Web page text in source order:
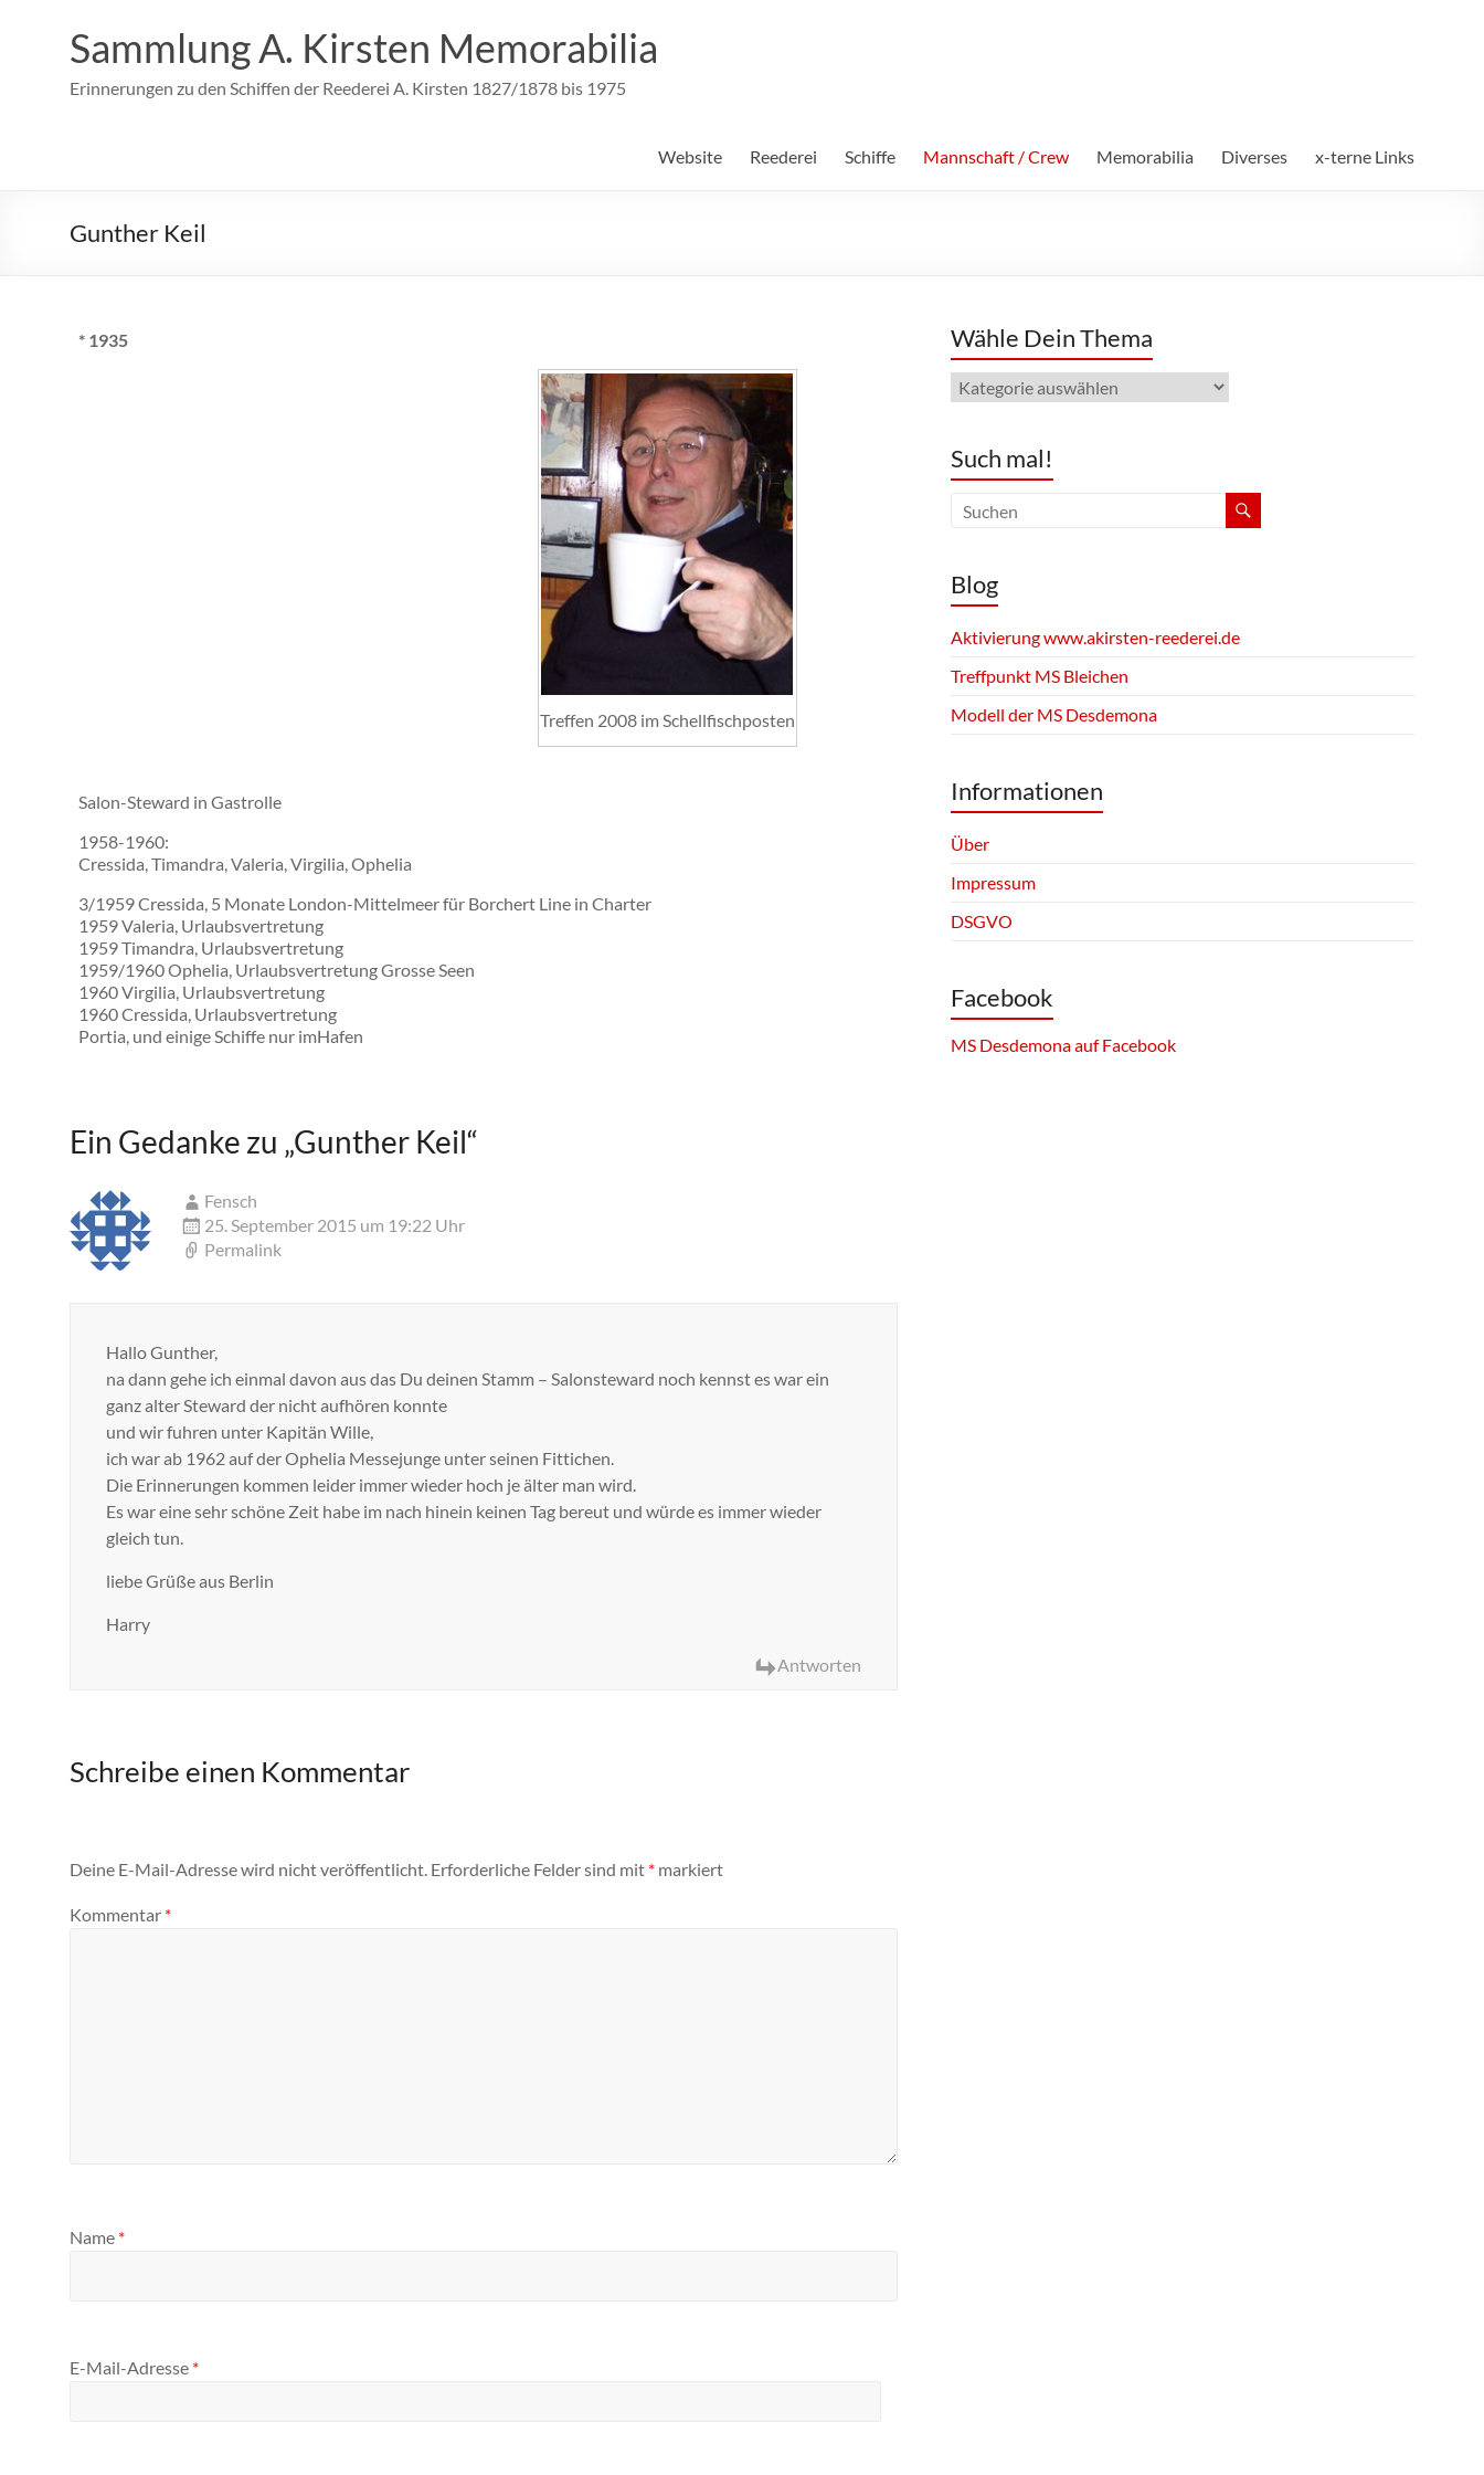
Sammlung A. Kirsten Memorabilia
Erinnerungen zu den Schiffen der Reederei A. Kirsten 1827/1878 bis 1975
Website Reederei Schiffe Mannschaft / Crew Memorabilia Diverses x-terne Links
Gunther Keil
* 1935
Treffen 2008 im Schellfischposten
Salon-Steward in Gastrolle
1958-1960:
Cressida, Timandra, Valeria, Virgilia, Ophelia
3/1959 Cressida, 5 Monate London-Mittelmeer für Borchert Line in Charter
1959 Valeria, Urlaubsvertretung
1959 Timandra, Urlaubsvertretung
1959/1960 Ophelia, Urlaubsvertretung Grosse Seen
1960 Virgilia, Urlaubsvertretung
1960 Cressida, Urlaubsvertretung
Portia, und einige Schiffe nur imHafen
Ein Gedanke zu „Gunther Keil“
Fensch
25. September 2015 um 19:22 Uhr
Permalink
Hallo Gunther,
na dann gehe ich einmal davon aus das Du deinen Stamm – Salonsteward noch kennst es war ein
ganz alter Steward der nicht aufhören konnte
und wir fuhren unter Kapitän Wille,
ich war ab 1962 auf der Ophelia Messejunge unter seinen Fittichen.
Die Erinnerungen kommen leider immer wieder hoch je älter man wird.
Es war eine sehr schöne Zeit habe im nach hinein keinen Tag bereut und würde es immer wieder
gleich tun.
liebe Grüße aus Berlin
Harry
Antworten
Schreibe einen Kommentar
Deine E-Mail-Adresse wird nicht veröffentlicht. Erforderliche Felder sind mit * markiert
Kommentar *
Name *
E-Mail-Adresse *
Wähle Dein Thema
Wähle
Dein
Such mal!
Blog
Aktivierung www.akirsten-reederei.de
Treffpunkt MS Bleichen
Modell der MS Desdemona
Informationen
Über
Impressum
DSGVO
Facebook
MS Desdemona auf Facebook